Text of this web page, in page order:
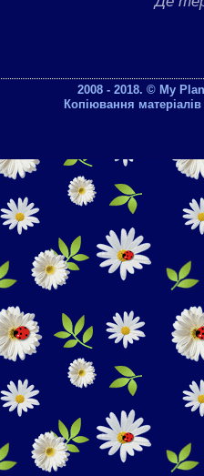
2008 - 2018. © My
Копіювання